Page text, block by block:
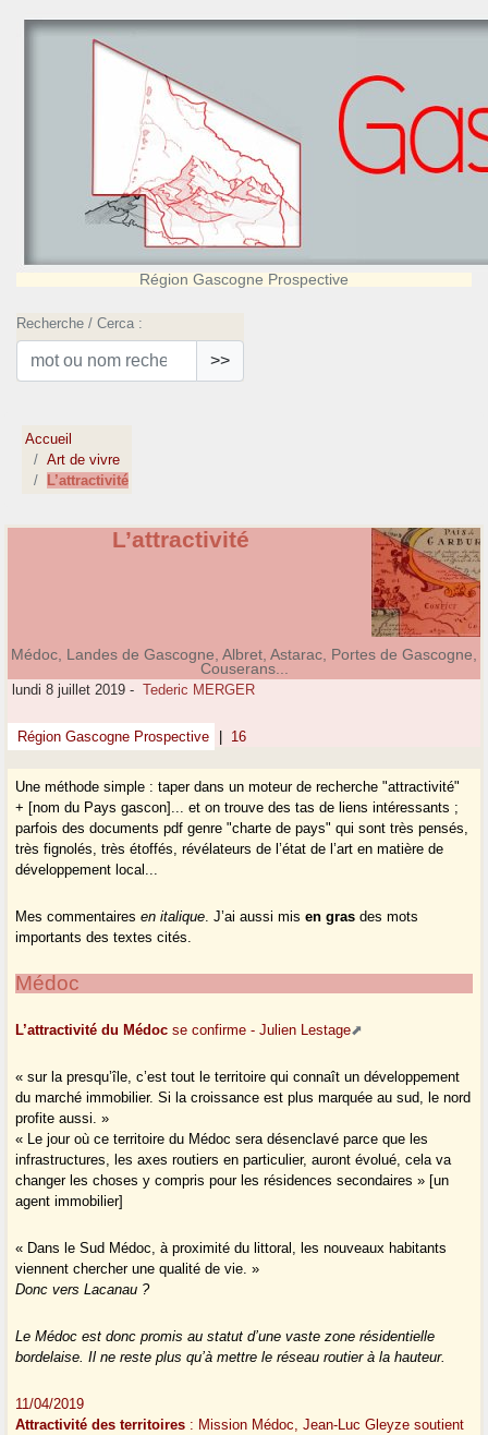
Région Gascogne Prospective
Recherche / Cerca :
>>
Accueil
Art de vivre
L’attractivité
L’attractivité
Médoc, Landes de Gascogne, Albret, Astarac, Portes de Gascogne,
Couserans...
lundi 8 juillet 2019 - Tederic MERGER
Région Gascogne Prospective 16
Une méthode simple : taper dans un moteur de recherche "attractivité"
+ [nom du Pays gascon]... et on trouve des tas de liens intéressants ;
parfois des documents pdf genre "charte de pays" qui sont très pensés,
très fignolés, très étoffés, révélateurs de l’état de l’art en matière de
développement local...
Mes commentairesen italique. J’ai aussi misen gras des mots
importants des textes cités.
Médoc
L’attractivité du Médoc se confirme - Julien Lestage
« sur la presqu’île, c’est tout le territoire qui connaît un développement
du marché immobilier. Si la croissance est plus marquée au sud, le nord
profite aussi. »
« Le jour où ce territoire du Médoc sera désenclavé parce que les
infrastructures, les axes routiers en particulier, auront évolué, cela va
changer les choses y compris pour les résidences secondaires » [un
agent immobilier]
« Dans le Sud Médoc, à proximité du littoral, les nouveaux habitants
viennent chercher une qualité de vie. »
Donc vers Lacanau ?
Le Médoc est donc promis au statut d’une vaste zone résidentielle
bordelaise. Il ne reste plus qu’à mettre le réseau routier à la hauteur.
11/04/2019
Attractivité des territoires : Mission Médoc, Jean-Luc Gleyze soutient